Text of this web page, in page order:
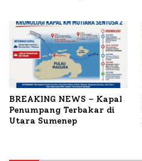
BREAKING NEWS – Kapal
Penumpang Terbakar di
Utara Sumenep